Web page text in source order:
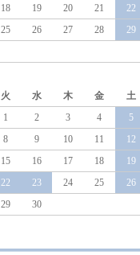
18 19 20 21
22
25 26 27 28
29
火 水 木 金
土
1
2 3 4
5
8 9 10 11
12
15 16 17 18
19
22 23 24 25
26
29 30